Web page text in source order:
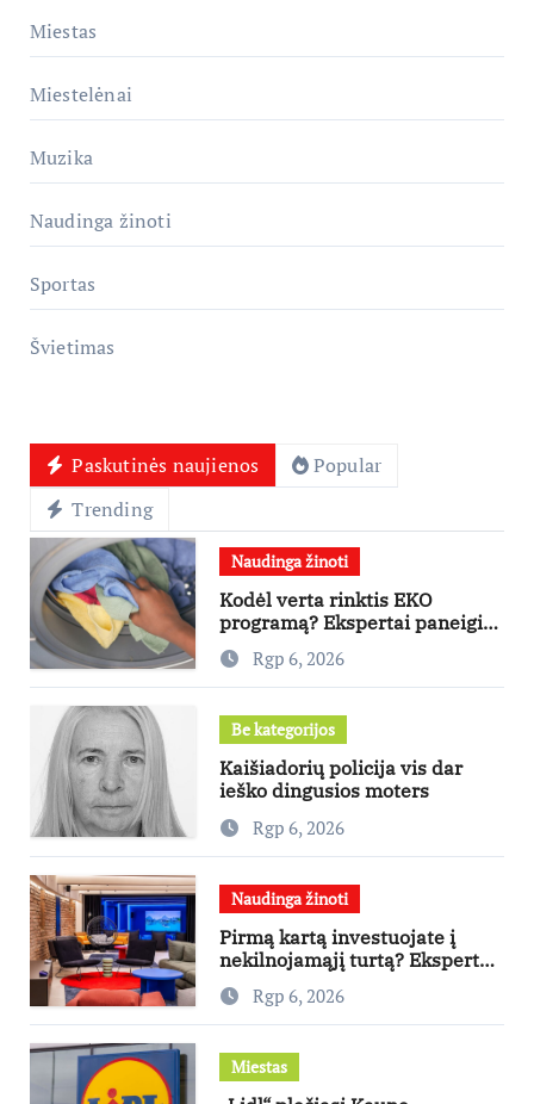
Miestas
Miestelėnai
Muzika
Naudinga žinoti
Sportas
Švietimas
Paskutinės naujienos
Popular
Trending
Naudinga žinoti
Kodėl verta rinktis EKO
programą? Ekspertai paneigia
dažniausius mitus
Rgp 6, 2026
Be kategorijos
Kaišiadorių policija vis dar
ieško dingusios moters
Rgp 6, 2026
Naudinga žinoti
Pirmą kartą investuojate į
nekilnojamąjį turtą? Ekspertas
pataria, kaip pasirinkti būstą,
kuris generuos grąžą
Rgp 6, 2026
Miestas